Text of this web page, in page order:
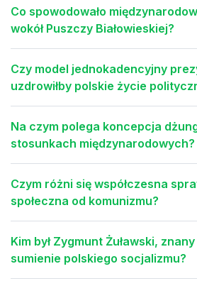
Co spowodowało
wokół Puszczy Białowieskiej?
Czy model jednokadencyjny
uzdrowiłby polskie życie
Na czym polega koncepcja
stosunkach międzynarodowych?
Czym różni się współczesna
społeczna od komunizmu?
Kim był Zygmunt Żuławski,
sumienie polskiego socjalizmu?